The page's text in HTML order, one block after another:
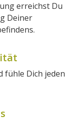
erreichst Du
Deiner
fühle Dich jeden